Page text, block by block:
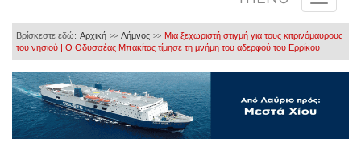
Βρίσκεστε εδώ: Αρχική >> Λήμνος >> Μια ξεχωριστή στιγμή για τους κιτρινόμαυρους
του νησιού | Ο Οδυσσέας Μπακίτας τίμησε τη μνήμη του αδερφού του Ερρίκου